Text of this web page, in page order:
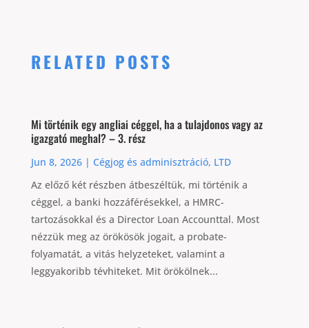
RELATED POSTS
Mi történik egy angliai céggel, ha a tulajdonos vagy az
igazgató meghal? – 3. rész
Jun 8, 2026| Cégjog és adminisztráció, LTD
Az előző két részben átbeszéltük, mi történik a
céggel, a banki hozzáférésekkel, a HMRC-
tartozásokkal és a Director Loan Accounttal. Most
nézzük meg az örökösök jogait, a probate-
folyamatát, a vitás helyzeteket, valamint a
leggyakoribb tévhiteket. Mit örökölnek...